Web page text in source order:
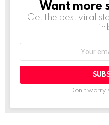
NEWSLETTER
Want more
Get the best viral
Don't worry,